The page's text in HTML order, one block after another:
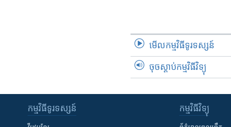
មើល​កម្មវិធី​ទូរទស្សន៍
ចុចស្តាប់កម្មវិធីវិទ្យុ
កម្មវិធី​ទូរទស្សន៍ កម្មវិធី​វិទ្យុ